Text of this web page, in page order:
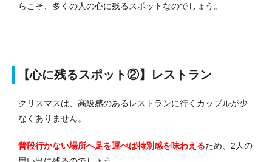
らこそ、多くの人の心に残るスポットなのでしょう。
【心に残るスポット②】レストラン
クリスマスは、高級感のあるレストランに行くカップルが少
なくありません。
普段行かない場所へ足を運べば特別感を味わえるため、2人の